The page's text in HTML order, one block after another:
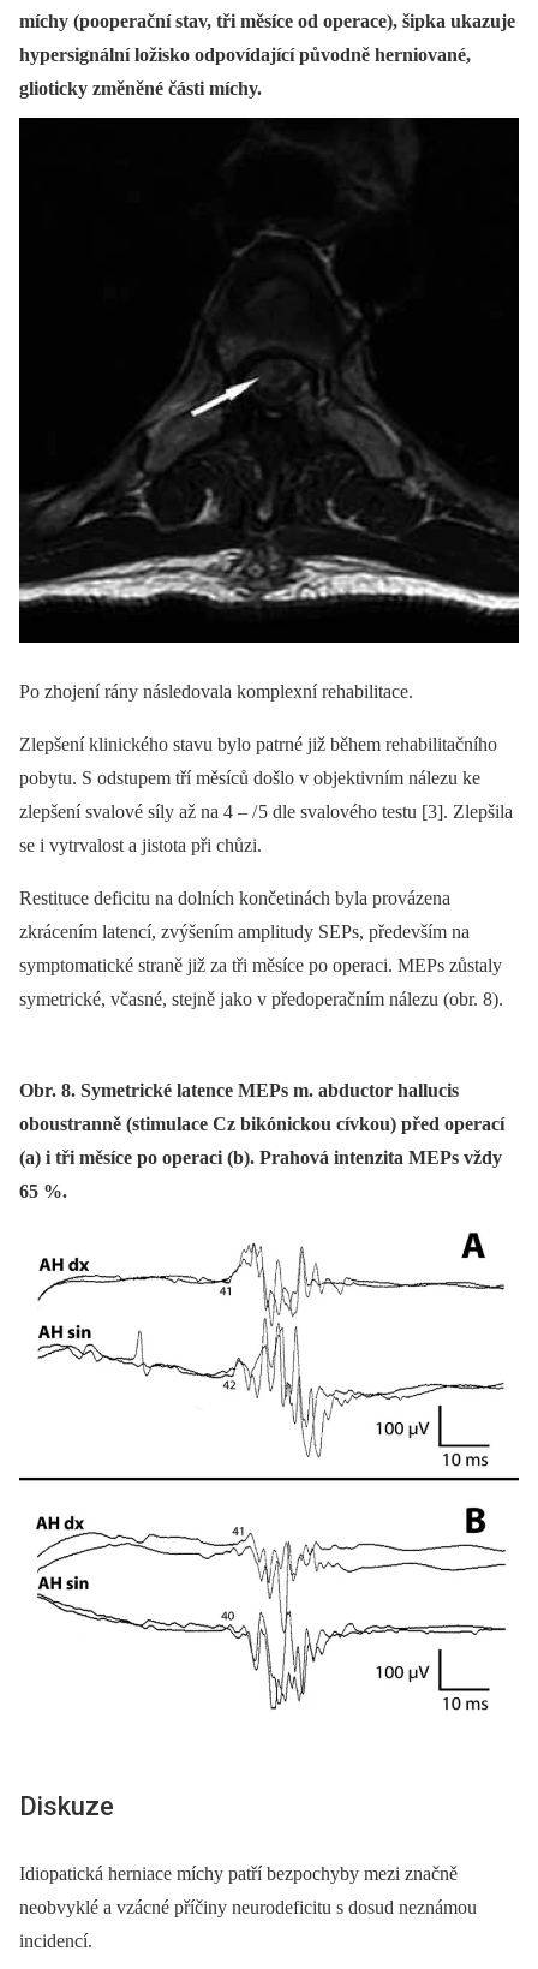
míchy (pooperační stav, tři měsíce od operace), šipka ukazuje
hypersignální ložisko odpovídající původně herniované,
glioticky změněné části míchy.
Po zhojení rány následovala komplexní rehabilitace.
Zlepšení klinického stavu bylo patrné již během rehabilitačního
pobytu. S odstupem tří měsíců došlo v objektivním nálezu ke
zlepšení svalové síly až na 4 –⁠ / 5 dle svalového testu [3]. Zlepšila
se i vytrvalost a jistota při chůzi.
Restituce deficitu na dolních končetinách byla provázena
zkrácením latencí, zvýšením amplitudy SEPs, především na
symptomatické straně již za tři měsíce po operaci. MEPs zůstaly
symetrické, včasné, stejně jako v předoperačním nálezu (obr. 8).
Obr. 8. Symetrické latence MEPs m. abductor hallucis
oboustranně (stimulace Cz bikónickou cívkou) před operací
(a) i tři měsíce po operaci (b). Prahová intenzita MEPs vždy
65 %.
Diskuze
Idiopatická herniace míchy patří bezpochyby mezi značně
neobvyklé a vzácné příčiny neurodeficitu s dosud neznámou
incidencí.